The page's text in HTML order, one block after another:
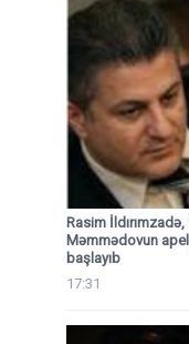
Rasim
Məmmədovun
başlayıb
17:31